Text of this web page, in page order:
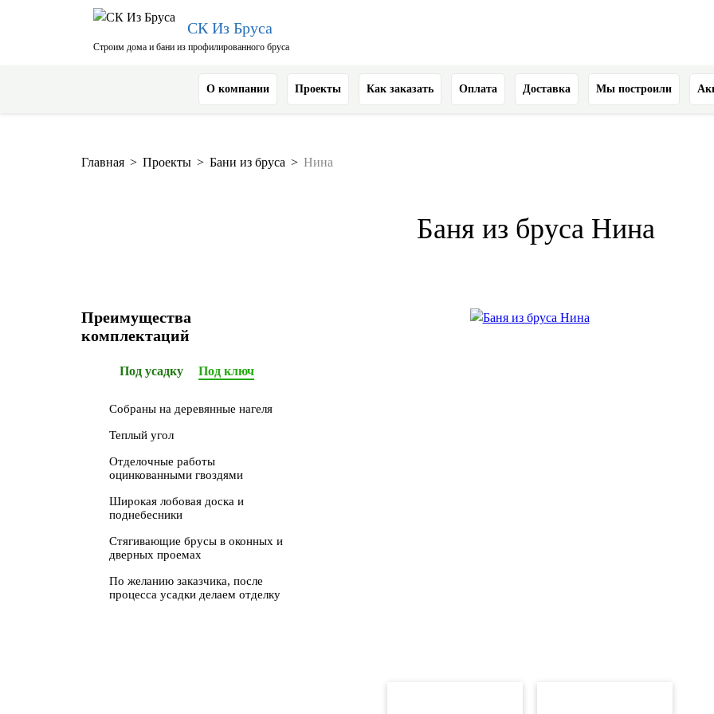
СК Из Бруса
Строим дома и бани из профилированного бруса
О компании Проекты Как заказать Оплата Доставка Мы построили
Главная > Проекты > Бани из бруса > Нина
Баня из бруса Нина
Преимущества
комплектаций
Под усадку Под ключ
Собраны на деревянные нагеля
Теплый угол
Отделочные работы
оцинкованными гвоздями
Широкая лобовая доска и
поднебесники
Стягивающие брусы в оконных и
дверных проемах
По желанию заказчика, после
процесса усадки делаем отделку